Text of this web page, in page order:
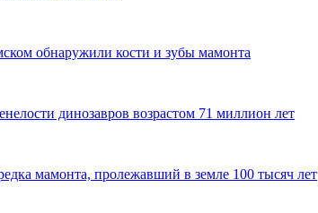
обнаружили кости и зубы мамонта
динозавров возрастом 71 миллион лет
мамонта, пролежавший в земле 100 тысяч лет